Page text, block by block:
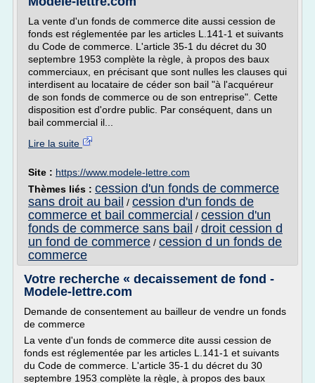
La vente d'un fonds de commerce dite aussi cession de
fonds est réglementée par les articles L.141-1 et suivants
du Code de commerce. L'article 35-1 du décret du 30
septembre 1953 complète la règle, à propos des baux
commerciaux, en précisant que sont nulles les clauses qui
interdisent au locataire de céder son bail "à l'acquéreur
de son fonds de commerce ou de son entreprise". Cette
disposition est d'ordre public. Par conséquent, dans un
bail commercial il...
Lire la suite
Site : https://www.modele-lettre.com
Thèmes liés : cession d'un fonds de commerce
sans droit au bail / cession d'un fonds de
commerce et bail commercial / cession d'un
fonds de commerce sans bail / droit cession d
un fond de commerce / cession d un fonds de
commerce
Votre recherche « decaissement de fond -
Modele-lettre.com
Demande de consentement au bailleur de vendre un fonds
de commerce
La vente d'un fonds de commerce dite aussi cession de
fonds est réglementée par les articles L.141-1 et suivants
du Code de commerce. L'article 35-1 du décret du 30
septembre 1953 complète la règle, à propos des baux